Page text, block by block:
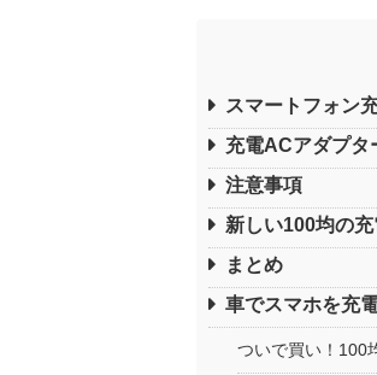
スマートフォン
充電ACアダプタ
注意事項
新しい100均の
まとめ
車でスマホを充
ついで買い！100